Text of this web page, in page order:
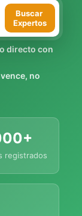
Buscar
Expertos
directo con
no
registrados